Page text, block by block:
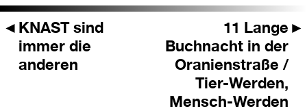
◄ KNAST sind
immer die
anderen
►
11 Lange
Buchnacht in der
Oranienstraße /
Tier-Werden,
Mensch-Werden